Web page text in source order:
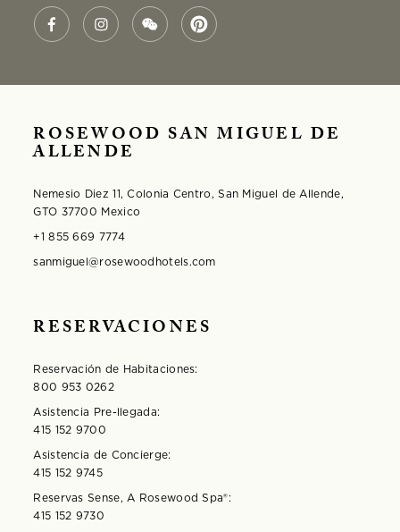
ROSEWOOD SAN MIGUEL DE
ALLENDE
Nemesio Diez 11, Colonia Centro, San Miguel de Allende,
GTO 37700 Mexico
+1 855 669 7774
sanmiguel@rosewoodhotels.com
RESERVACIONES
Reservación de Habitaciones:
800 953 0262
Asistencia Pre-llegada:
415 152 9700
Asistencia de Concierge:
415 152 9745
Reservas Sense, A Rosewood Spa®️:
415 152 9730